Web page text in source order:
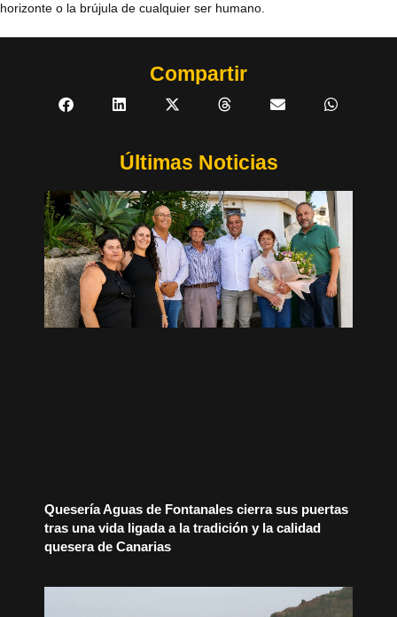
horizonte o la brújula de cualquier ser humano.
Compartir
Últimas Noticias
Quesería Aguas de Fontanales cierra sus puertas
tras una vida ligada a la tradición y la calidad
quesera de Canarias